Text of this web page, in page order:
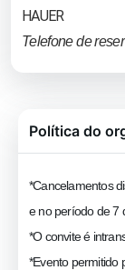
HAUER
Telefone de
Política do
*Cancelamentos
e no período de 7
*O convite é
*Evento permitido